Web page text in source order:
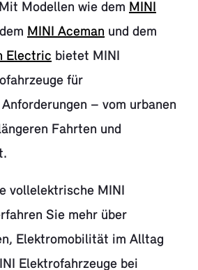
Modellen wie dem MINI
MINI Aceman und dem
Electric bietet MINI
für
– vom urbanen
Fahrten und
vollelektrische MINI
Sie mehr über
Elektromobilität im Alltag
Elektrofahrzeuge bei